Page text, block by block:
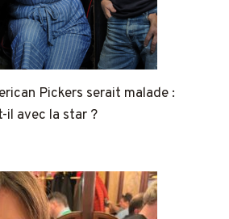
Pickers serait malade :
il avec la star ?